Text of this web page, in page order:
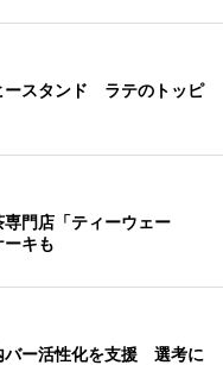
ースタンド ラテのトッピ
門店「ティーウェー
キも
バー活性化を支援 選考に